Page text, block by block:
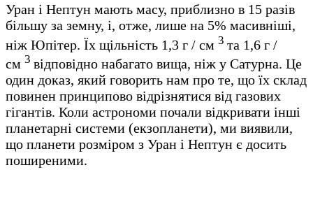
Уран і Нептун мають масу, приблизно в 15 разів
більшу за земну, і, отже, лише на 5% масивніші,
ніж Юпітер. Їх щільність 1,3 г / см 3 та 1,6 г /
см 3 відповідно набагато вища, ніж у Сатурна. Це
один доказ, який говорить нам про те, що їх склад
повинен принципово відрізнятися від газових
гігантів. Коли астрономи почали відкривати інші
планетарні системи (екзопланети), ми виявили,
що планети розміром з Уран і Нептун є досить
поширеними.